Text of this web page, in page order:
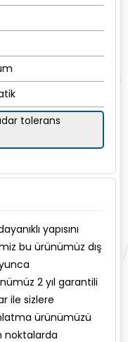
tolerans
yapısını
bu ürünümüz dış
2 yıl garantili
ile sizlere
ürünümüzü
noktalarda